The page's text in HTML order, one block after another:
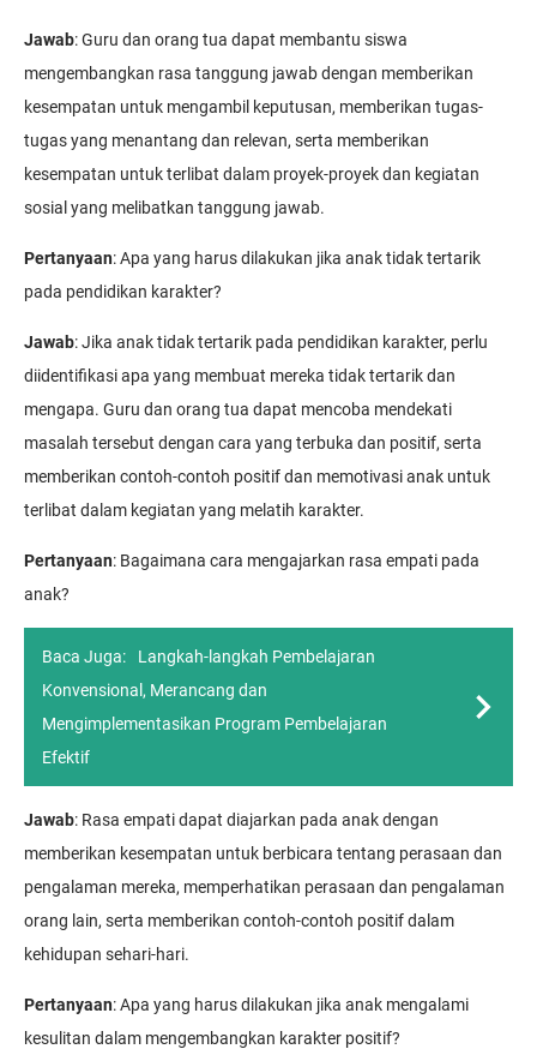
Jawab: Guru dan orang tua dapat membantu siswa
mengembangkan rasa tanggung jawab dengan memberikan
kesempatan untuk mengambil keputusan, memberikan tugas-
tugas yang menantang dan relevan, serta memberikan
kesempatan untuk terlibat dalam proyek-proyek dan kegiatan
sosial yang melibatkan tanggung jawab.
Pertanyaan: Apa yang harus dilakukan jika anak tidak tertarik
pada pendidikan karakter?
Jawab: Jika anak tidak tertarik pada pendidikan karakter, perlu
diidentifikasi apa yang membuat mereka tidak tertarik dan
mengapa. Guru dan orang tua dapat mencoba mendekati
masalah tersebut dengan cara yang terbuka dan positif, serta
memberikan contoh-contoh positif dan memotivasi anak untuk
terlibat dalam kegiatan yang melatih karakter.
Pertanyaan: Bagaimana cara mengajarkan rasa empati pada
anak?
Baca Juga:
Langkah-langkah Pembelajaran
Konvensional, Merancang dan
Mengimplementasikan Program Pembelajaran
Efektif
Jawab: Rasa empati dapat diajarkan pada anak dengan
memberikan kesempatan untuk berbicara tentang perasaan dan
pengalaman mereka, memperhatikan perasaan dan pengalaman
orang lain, serta memberikan contoh-contoh positif dalam
kehidupan sehari-hari.
Pertanyaan: Apa yang harus dilakukan jika anak mengalami
kesulitan dalam mengembangkan karakter positif?